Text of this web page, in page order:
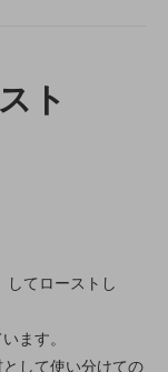
ト
してローストし
ます。
して使い分けての